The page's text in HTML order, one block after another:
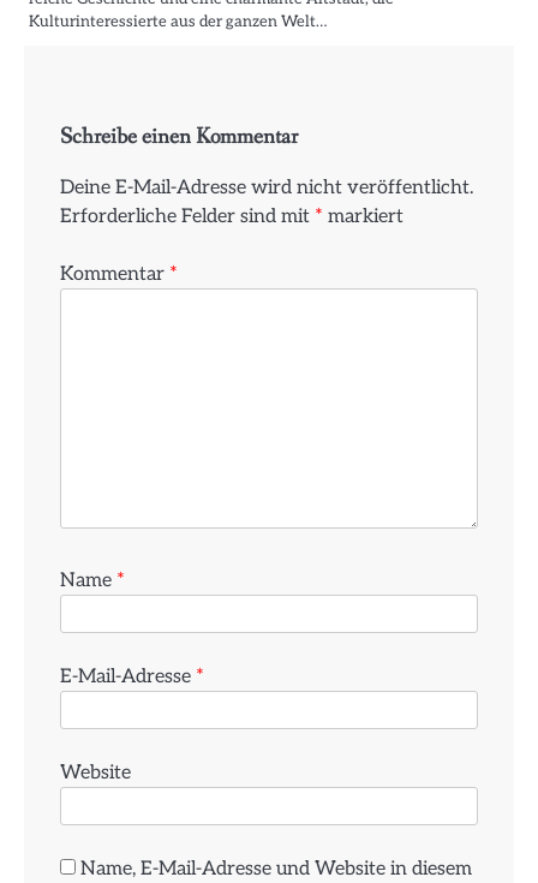
Kulturinteressierte aus der ganzen Welt…
Schreibe einen Kommentar
Deine E-Mail-Adresse wird nicht veröffentlicht.
Erforderliche Felder sind mit * markiert
Kommentar *
Name *
E-Mail-Adresse *
Website
Name, E-Mail-Adresse und Website in diesem